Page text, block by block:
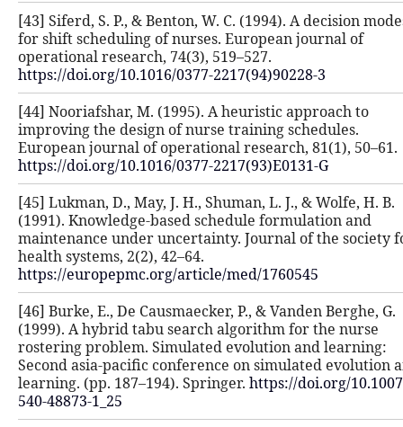
[43] Siferd, S. P., & Benton, W. C.
for shift scheduling of nurses.
operational research, 74(3),
https://doi.org/10.1016/0377-
[44] Nooriafshar, M. (1995). A
improving the design of nurse
European journal of operational
https://doi.org/10.1016/0377-
[45] Lukman, D., May, J. H.,
(1991). Knowledge-based
maintenance under uncertainty.
health systems, 2(2), 42–64.
https://europepmc.org/article/med/
[46] Burke, E., De Causmaecker, P.,
(1999). A hybrid tabu search
rostering problem. Simulated
Second asia-pacific conference on
learning. (pp. 187–194). Springer.